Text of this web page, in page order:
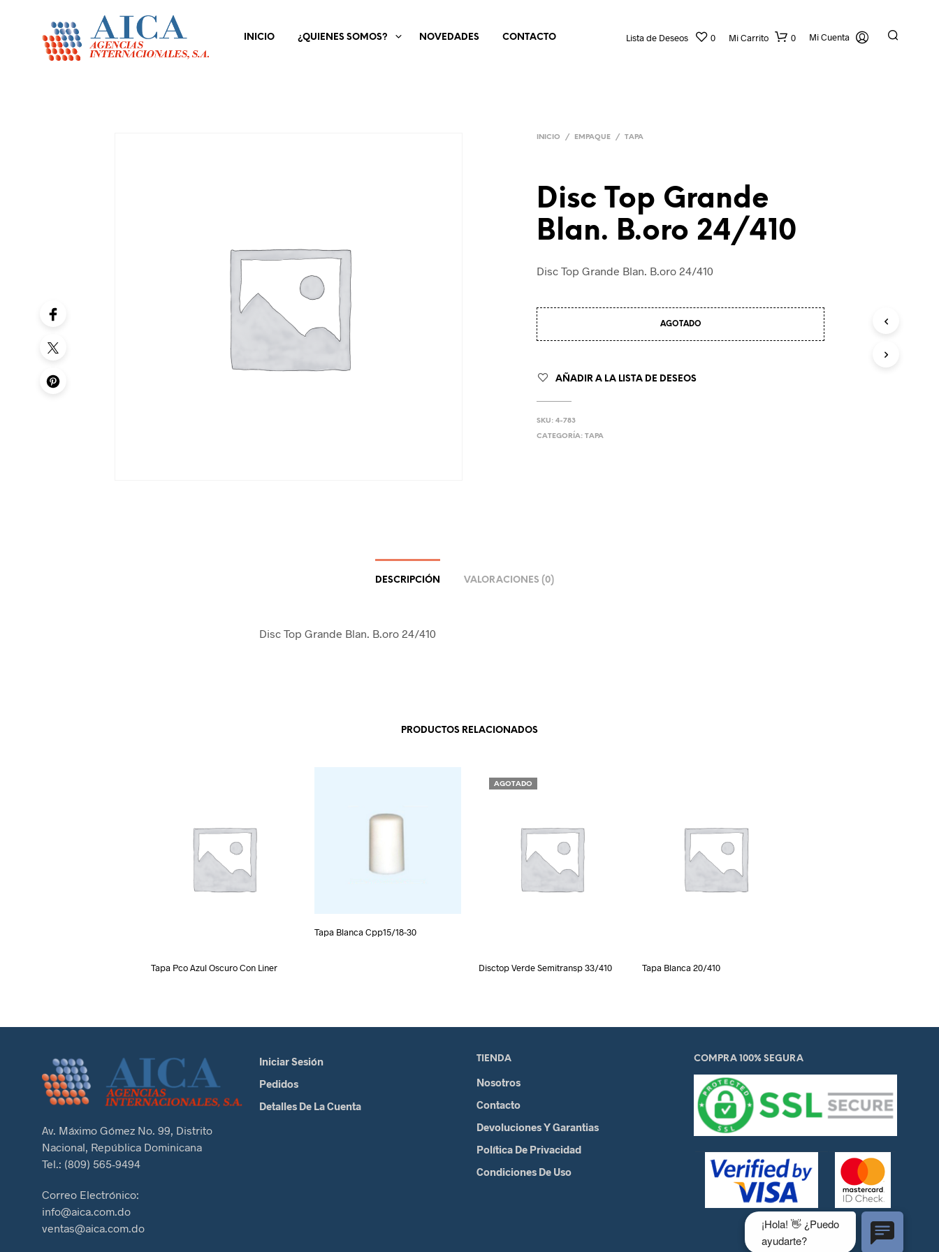
Lista de Deseos 0 Mi Carrito 0 Mi Cuenta
INICIO ¿QUIENES SOMOS? NOVEDADES CONTACTO
INICIO / EMPAQUE / TAPA
Disc Top Grande
Blan. B.oro 24/410
Disc Top Grande Blan. B.oro 24/410
AGOTADO
AÑADIR A LA LISTA DE DESEOS
SKU:4-783
CATEGORÍA:TAPA
DESCRIPCIÓN VALORACIONES (0)
Disc Top Grande Blan. B.oro 24/410
PRODUCTOS RELACIONADOS
Tapa Pco Azul Oscuro Con Liner
Tapa Blanca Cpp15/18-30
AGOTADO
Disctop Verde Semitransp 33/410 Tapa Blanca 20/410
Av. Máximo Gómez No. 99, Distrito
Nacional, República Dominicana
Tel.: (809) 565-9494
Correo Electrónico:
info@aica.com.do
ventas@aica.com.do
Iniciar Sesión
Pedidos
Detalles De La Cuenta
TIENDA
Nosotros
Contacto
Devoluciones Y Garantias
Política De Privacidad
Condiciones De Uso
COMPRA 100% SEGURA